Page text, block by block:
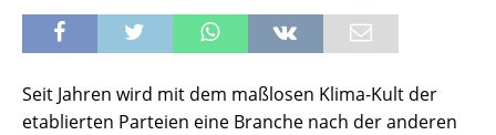
Seit Jahren wird mit dem maßlosen Klima-Kult der
etablierten Parteien eine Branche nach der anderen